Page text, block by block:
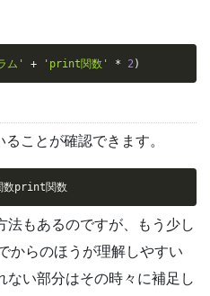
ム' + 'print関数' * 2 )
ことが確認できます。
数print関数
法もあるのですが、もう少し
からのほうが理解しやすい
ない部分はその時々に補足し